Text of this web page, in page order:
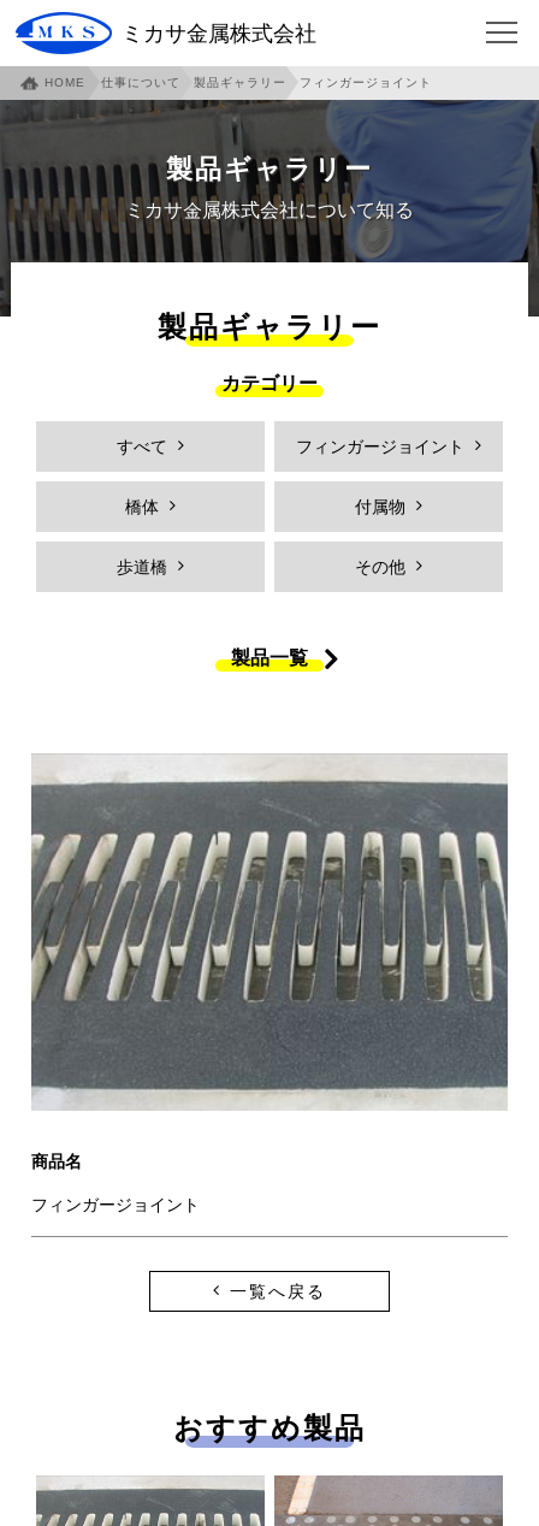
ミカサ金属株式会社
HOME 会社について
ご挨拶
沿革 本社・泉北工場紹介
本社アクセスマップ 伊賀工場紹介
各部門紹介
社員への取り組み
安全への取り組み 仕事について
フィンガージョイント 必見！フィンガージョイント
採用メッセージ 働く人を知る
弊社の強み 社員インタビュー
プロジェクトストーリー 各拠点紹介
新卒採用向け 中途採用向け
採用Ｑ&A 求人エントリー
新着情報 お問い合わせ
HOME 仕事について 製品ギャラリー フィンガージョイント
製品ギャラリー
ミカサ金属株式会社について知る
製品ギャラリー
カテゴリー
すべて フィンガージョイント
橋体 付属物
歩道橋 その他
製品一覧
商品名
フィンガージョイント
一覧へ戻る
おすすめ製品